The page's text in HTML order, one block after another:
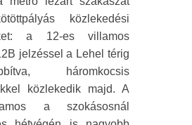
közlekedési
a 12-es villamos
jelzéssel a Lehel térig
háromkocsis
közlekedik majd. A
a szokásosnál